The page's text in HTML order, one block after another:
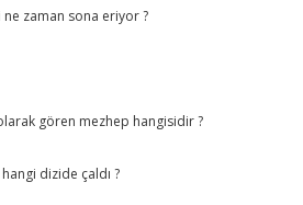
zaman sona eriyor ?
gören mezhep hangisidir ?
hangi dizide çaldı ?